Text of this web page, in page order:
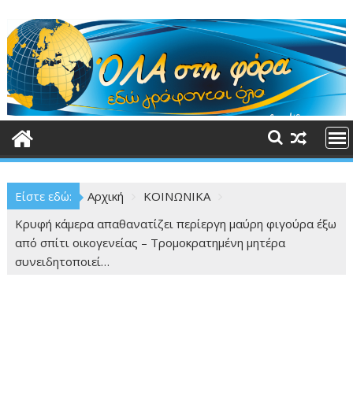
στο
περιεχόμενο
Είστε εδώ: Αρχική
ΚΟΙΝΩΝΙΚΑ
Κρυφή κάμερα απαθανατίζει περίεργη μαύρη φιγούρα έξω
από σπίτι οικογενείας – Τρομοκρατημένη μητέρα
συνειδητοποιεί…